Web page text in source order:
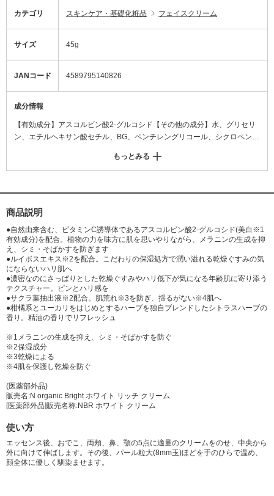
カテゴリ スキンケア・基礎化粧品 フェイスクリーム
サイズ 45g
JANコード 4589795140826
成分情報
【有効成分】アスコルビン酸2-グルコシド【その他の成分】水、グリセリ
ン、エチルヘキサン酸セチル、BG、ペンチレングリコール、シクロペンタ
アルコール、PEG(30)、ステアリン酸PEG、硬化油、ステアリン酸ソルビ
タン、マカデミアナッツ油脂肪酸フィトステリル、トウキンセンカエキ
ビニルポリマー、飽和脂肪酸グリセリル、キサンタンガム、ビタミンE、
もっとみる
商品説明
●自然由来含む、ビタミンC誘導体であるアスコルビン酸2-グルコシド(美白※1
有効成分)を配合。植物の力を味方に肌を思いやりながら、メラニンの生成を抑
え、シミ・そばかすを防ぎます
●ルイボスエキス※2を配合。こだわりの保湿処方で潤い溢れる乾燥ぐすみの気
にならないハリ肌へ
●濃密なのにさっぱりとした乾燥ぐすみやハリ低下が気になる年齢肌に寄り添う
テクスチャー。ピンとハリ感を
●サクラ葉抽出液※2配合。肌荒れ※3を防ぎ、揺るがない※4肌へ
●柑橘系とユーカリをはじめとするハーブを独自ブレンドしたシトラスハーブの
香り。精油の香りでリフレッシュ
※1メラニンの生成を抑え、シミ・そばかすを防ぐ
※2保湿成分
※3乾燥による
※4肌を保護し乾燥を防ぐ
(医薬部外品)
販売名:N organic Bright ホワイト リッチ クリーム
[医薬部外品]販売名称:NBR ホワイト クリーム
使い方
エッセンス後、おでこ、両頬、鼻、顎の5点に適量のクリームをのせ、中央から
外に向けて伸ばします。その後、パール粒大(8mm玉)ほどを手のひらで温め、
顔全体に優しく馴染ませます。